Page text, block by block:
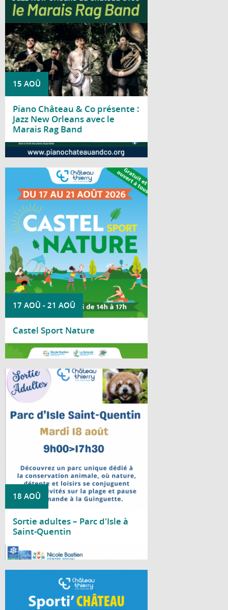
15 AOÛ
Piano Château & Co présente :
Jazz New Orleans avec le
Marais Rag Band
Nouvelle-Orléans.
Lire la suite
17 AOÛ -21 AOÛ
Castel Sport Nature
Du 17 au 21 août 2026, le parc Saint-
Joseph accueille la deuxième édition de
Castel Sport Nature.
Lire la suite
18 AOÛ
Sortie adultes – Parc d'Isle à
Saint-Quentin
Le Centre social Nicole Bastien vous
propose une sortie au Parc d'Isle, à Saint-
Quentin, le mardi 18 août, de 9 h à 17 h 30.
À chaque période de vacances scolaires, la
Ville de Château-Thierry invite les jeunes à
découvrir durant deux jours une multitude